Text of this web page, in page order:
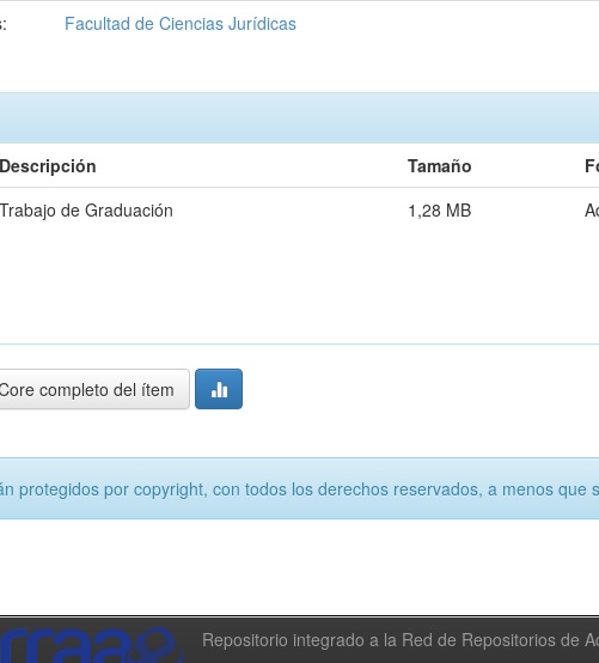
Facultad de Ciencias Jurídicas
Descripción Tamaño
Trabajo de Graduación 1,28 MB
completo del ítem
protegidos por copyright, con todos los derechos reservados, a menos que
Repositorio integrado a la Red de Repositorios de